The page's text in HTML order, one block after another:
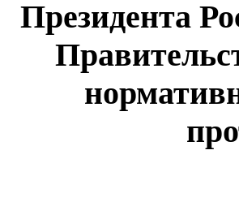
Президента